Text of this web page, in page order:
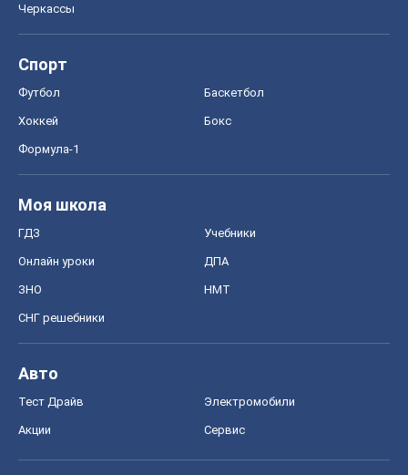
Черкассы
Спорт
Футбол Баскетбол
Хоккей Бокс
Формула-1
Моя школа
ГДЗ Учебники
Онлайн уроки ДПА
ЗНО НМТ
СНГ решебники
Авто
Тест Драйв Электромобили
Акции Сервис